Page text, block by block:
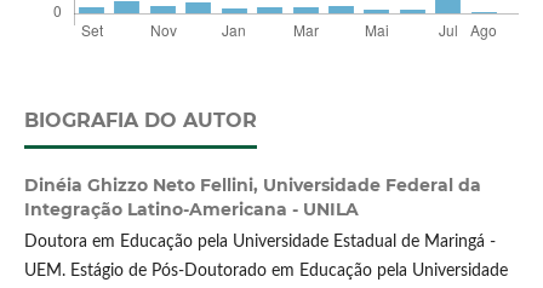
BIOGRAFIA DO AUTOR
Dinéia Ghizzo Neto Fellini, Universidade Federal da
Integração Latino-Americana - UNILA
Doutora em Educação pela Universidade Estadual de Maringá -
UEM. Estágio de Pós-Doutorado em Educação pela Universidade